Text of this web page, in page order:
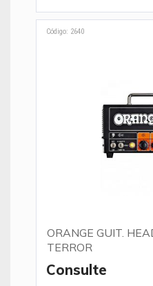
Código: 2640
ORANGE GUIT.
TERROR
Consulte